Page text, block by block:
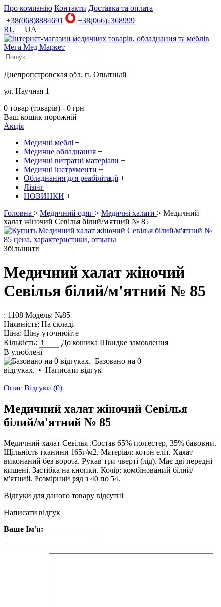
Про компанію Контакти Доставка та оплата
+38(068)8884691
+38(066)2368999
RU | UA
Днепропетровская обл. п. Опытный
ул. Научная 1
0 товар (товарів) - 0 грн
Ваш кошик порожній
Акція
Медичні меблі +
Медичне обладнання +
Медичні витратні матеріали +
Медичні інструменти +
Обладнання для реабілітації +
Лізінг +
НОВИНКИ +
Головна > Медичний одяг > Медичні халати > Медичний
халат жіночий Севілья білий/м'ятний № 85
Збільшити
Медичний халат жіночий
Севілья білий/м'ятний № 85
: 1108 Модель: №85
Наявність: На складі
Ціна: Ціну уточнюйте
Кількість:
До кошика Швидке замовлення
В улюблені
Базовано на 0
відгуках. • Написати відгук
Опис Відгуки (0)
Медичний халат жіночий Севілья
білий/м'ятний № 85
Медичний халат Севілья .Состав 65% поліестер, 35% бавовни.
Щільність тканини 165г/м2. Матеріал: котон еліт. Халат
виконаний без ворота. Рукав три чверті (лід). Має дві передні
кишені. Застібка на кнопки. Колір: комбінований білий/
м'ятний. Розмірний ряд з 40 по 54.
Відгуки для даного товару відсутні
Написати відгук
Ваше Ім’я: